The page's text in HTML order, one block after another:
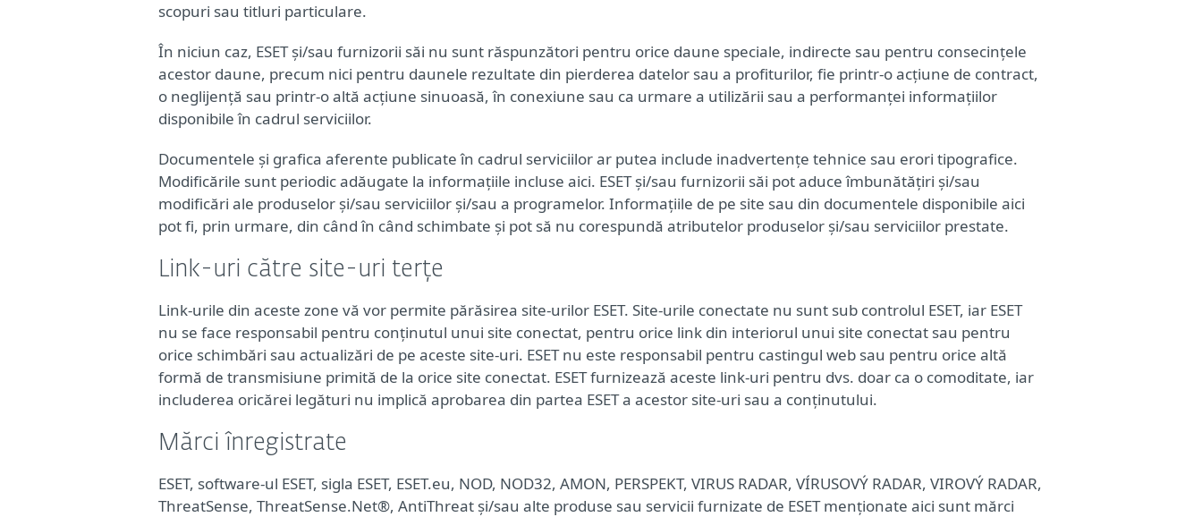
scopuri sau titluri particulare.
În niciun caz, ESET și/sau furnizorii săi nu sunt răspunzători pentru orice daune speciale, indirecte sau pentru consecințele
acestor daune, precum nici pentru daunele rezultate din pierderea datelor sau a profiturilor, fie printr-o acțiune de contract,
o neglijență sau printr-o altă acțiune sinuoasă, în conexiune sau ca urmare a utilizării sau a performanței informațiilor
disponibile în cadrul serviciilor.
Documentele și grafica aferente publicate în cadrul serviciilor ar putea include inadvertențe tehnice sau erori tipografice.
Modificările sunt periodic adăugate la informațiile incluse aici. ESET și/sau furnizorii săi pot aduce îmbunătățiri și/sau
modificări ale produselor și/sau serviciilor și/sau a programelor. Informațiile de pe site sau din documentele disponibile aici
pot fi, prin urmare, din când în când schimbate și pot să nu corespundă atributelor produselor și/sau serviciilor prestate.
Link-uri către site-uri terțe
Link-urile din aceste zone vă vor permite părăsirea site-urilor ESET. Site-urile conectate nu sunt sub controlul ESET, iar ESET
nu se face responsabil pentru conținutul unui site conectat, pentru orice link din interiorul unui site conectat sau pentru
orice schimbări sau actualizări de pe aceste site-uri. ESET nu este responsabil pentru castingul web sau pentru orice altă
formă de transmisiune primită de la orice site conectat. ESET furnizează aceste link-uri pentru dvs. doar ca o comoditate, iar
includerea oricărei legături nu implică aprobarea din partea ESET a acestor site-uri sau a conținutului.
Mărci înregistrate
ESET, software-ul ESET, sigla ESET, ESET.eu, NOD, NOD32, AMON, PERSPEKT, VIRUS RADAR, VÍRUSOVÝ RADAR, VIROVÝ RADAR,
ThreatSense, ThreatSense.Net®, AntiThreat și/sau alte produse sau servicii furnizate de ESET menționate aici sunt mărci